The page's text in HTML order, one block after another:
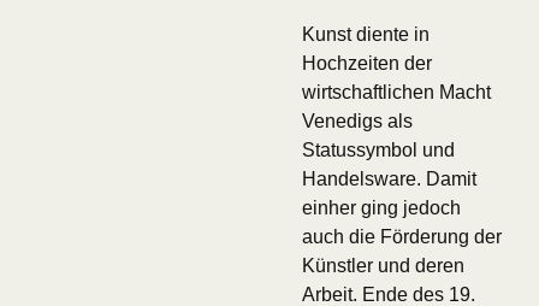
Kunst diente in
Hochzeiten der
wirtschaftlichen Macht
Venedigs als
Statussymbol und
Handelsware. Damit
einher ging jedoch
auch die Förderung der
Künstler und deren
Arbeit. Ende des 19.